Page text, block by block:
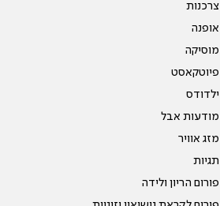
צרכנות
אופנה
מוסיקה
פיוטקאסט
ילדודס
מודעות אבל
מזג אוויר
תגיות
פורום הריון ולידה